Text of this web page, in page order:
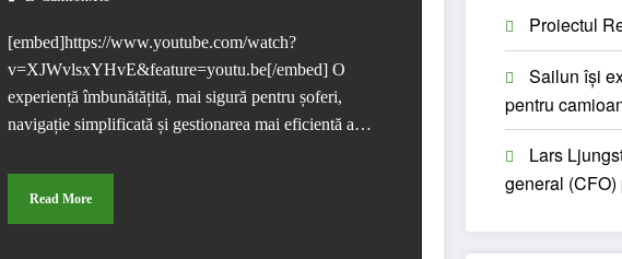
[embed]https://www.youtube.com/watch?
v=XJWvlsxYHvE&feature=youtu.be[/embed] O
experiență îmbunătățită, mai sigură pentru șoferi,
navigație simplificată și gestionarea mai eficientă a…
Read More
Proiectul
Sailun își
pentru
Lars
general